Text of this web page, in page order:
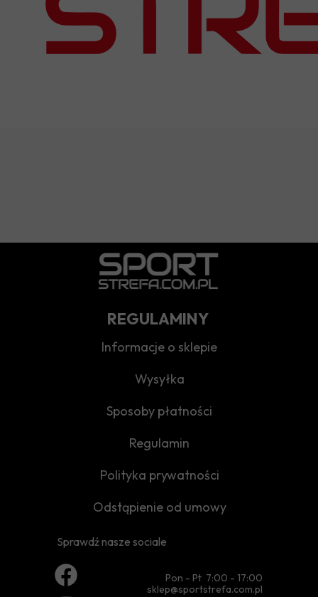
Pon - Pt 7:00 - 17:00
sklep@sportstrefa.com.pl
Sprawdź nasze sociale
REGULAMINY
Odstąpienie od umowy
Polityka prywatności
Regulamin
Sposoby płatności
Wysyłka
Informacje o sklepie